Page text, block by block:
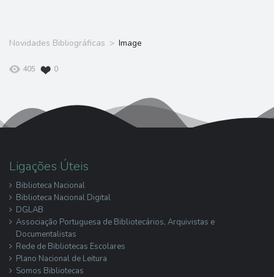
Novidades Bibliográficas Image
405 0
Ligações Úteis
Biblioteca Nacional
Biblioteca Nacional Digital
DGLAB
Associação Portuguesa de Bibliotecários, Arquivistas e
Documentalistas
Rede de Bibliotecas Escolares
Plano Nacional de Leitura
Somos Bibliotecas